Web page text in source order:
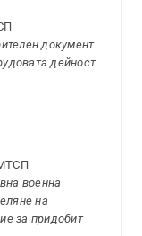
документ
дейност
военна
на
за придобит